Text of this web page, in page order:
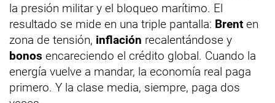
la presión militar y el bloqueo marítimo. El
resultado se mide en una triple pantalla: Brent en
zona de tensión, inflación recalentándose y
bonos encareciendo el crédito global. Cuando la
energía vuelve a mandar, la economía real paga
primero. Y la clase media, siempre, paga dos